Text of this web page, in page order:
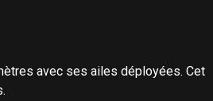
avec ses ailes déployées. Cet